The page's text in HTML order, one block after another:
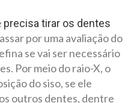
precisa tirar os dentes
por uma avaliação do
se vai ser necessário
Por meio do raio-X, o
do siso, se ele
outros dentes, dentre